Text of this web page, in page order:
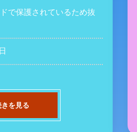
で保護されているため抜
を見る